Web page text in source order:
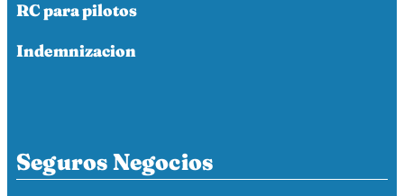
RC para pilotos
Indemnizacion
Seguros Negocios